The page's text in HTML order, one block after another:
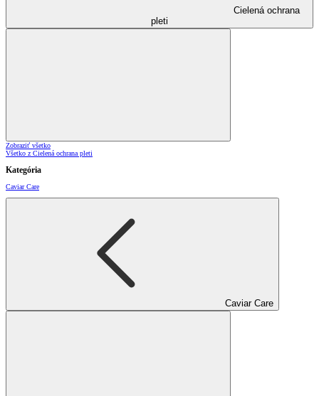
Cielená ochrana
pleti
Zobraziť všetko
Všetko z Cielená ochrana pleti
Kategória
Caviar Care
Caviar Care